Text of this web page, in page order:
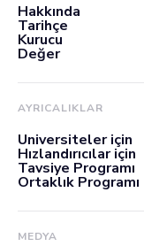
Hakkında
Tarihçe
Kurucu
Değer
AYRICALIKLAR
Üniversiteler için
Hızlandırıcılar için
Tavsiye Programı
Ortaklık Programı
MEDYA